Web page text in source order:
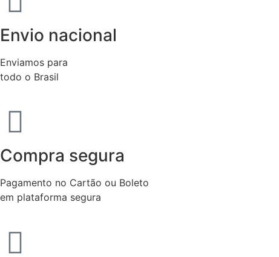
Envio nacional
Enviamos para
todo o Brasil
Compra segura
Pagamento no Cartão ou Boleto
em plataforma segura